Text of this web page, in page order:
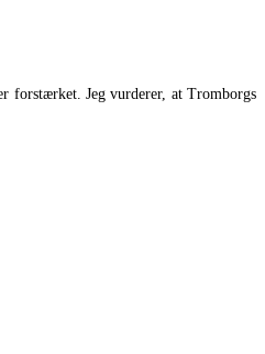
forstærket. Jeg vurderer, at Tromborgs